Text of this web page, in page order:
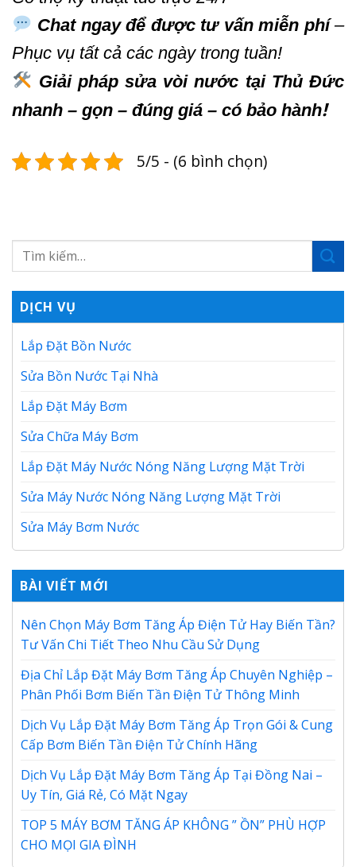
Chat ngay để được tư vấn miễn phí–
Phục vụ tất cả các ngày trong tuần!
Giải pháp sửa vòi nước tại Thủ Đức
nhanh – gọn – đúng giá – có bảo hành!
5/5 - (6 bình chọn)
DỊCH VỤ
Lắp Đặt Bồn Nước
Sửa Bồn Nước Tại Nhà
Lắp Đặt Máy Bơm
Sửa Chữa Máy Bơm
Lắp Đặt Máy Nước Nóng Năng Lượng Mặt Trời
Sửa Máy Nước Nóng Năng Lượng Mặt Trời
Sửa Máy Bơm Nước
BÀI VIẾT MỚI
Nên Chọn Máy Bơm Tăng Áp Điện Tử Hay Biến Tần?
Tư Vấn Chi Tiết Theo Nhu Cầu Sử Dụng
Địa Chỉ Lắp Đặt Máy Bơm Tăng Áp Chuyên Nghiệp –
Phân Phối Bơm Biến Tần Điện Tử Thông Minh
Dịch Vụ Lắp Đặt Máy Bơm Tăng Áp Trọn Gói & Cung
Cấp Bơm Biến Tần Điện Tử Chính Hãng
Dịch Vụ Lắp Đặt Máy Bơm Tăng Áp Tại Đồng Nai –
Uy Tín, Giá Rẻ, Có Mặt Ngay
TOP 5 MÁY BƠM TĂNG ÁP KHÔNG ” ỒN” PHÙ HỢP
CHO MỌI GIA ĐÌNH